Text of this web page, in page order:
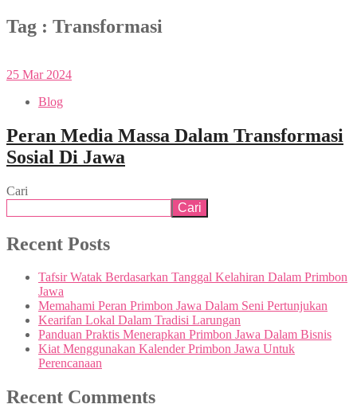
Tag : Transformasi
25 Mar 2024
Blog
Peran Media Massa Dalam Transformasi
Sosial Di Jawa
Cari
Cari
Recent Posts
Tafsir Watak Berdasarkan Tanggal Kelahiran Dalam Primbon
Jawa
Memahami Peran Primbon Jawa Dalam Seni Pertunjukan
Kearifan Lokal Dalam Tradisi Larungan
Panduan Praktis Menerapkan Primbon Jawa Dalam Bisnis
Kiat Menggunakan Kalender Primbon Jawa Untuk
Perencanaan
Recent Comments